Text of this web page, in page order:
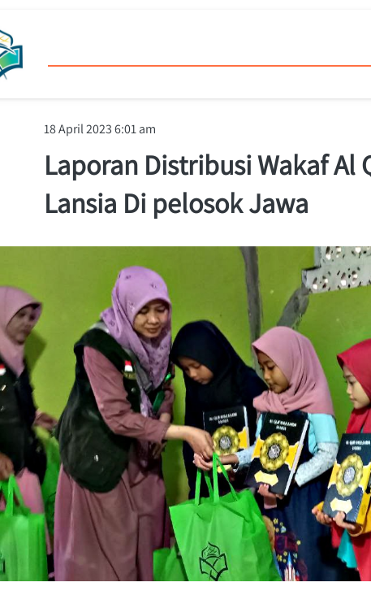
18 April 2023 6:01 am
Laporan Distribusi Wakaf
Lansia Di pelosok Jawa